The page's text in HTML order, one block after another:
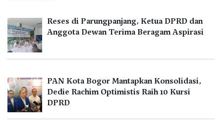
Reses di Parungpanjang, Ketua DPRD dan
Anggota Dewan Terima Beragam Aspirasi
PAN Kota Bogor Mantapkan Konsolidasi,
Dedie Rachim Optimistis Raih 10 Kursi
DPRD